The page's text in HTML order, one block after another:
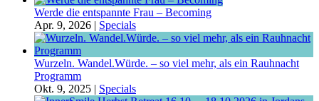
Werde die entspannte Frau – Becoming
Apr. 9, 2026 | Specials
Wurzeln. Wandel.Würde. – so viel mehr, als ein Rauhnacht
Programm
Okt. 9, 2025 | Specials